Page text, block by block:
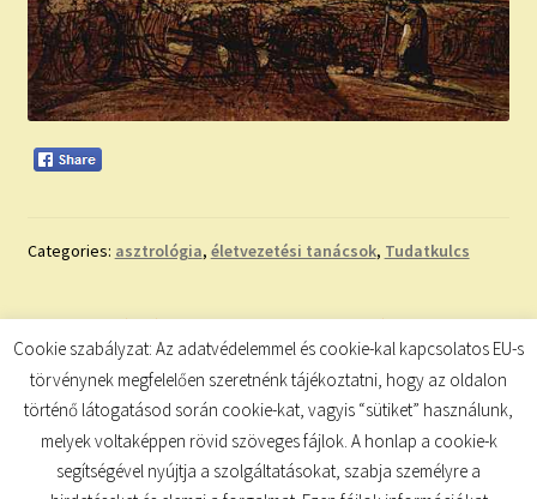
Categories: asztrológia, életvezetési tanácsok, Tudatkulcs
Bejegyzés
navigáció
post:
post:
Cookie szabályzat: Az adatvédelemmel és cookie-kal kapcsolatos EU-s
törvénynek megfelelően szeretnénk tájékoztatni, hogy az oldalon
történő látogatásod során cookie-kat, vagyis “sütiket” használunk,
melyek voltaképpen rövid szöveges fájlok. A honlap a cookie-k
segítségével nyújtja a szolgáltatásokat, szabja személyre a